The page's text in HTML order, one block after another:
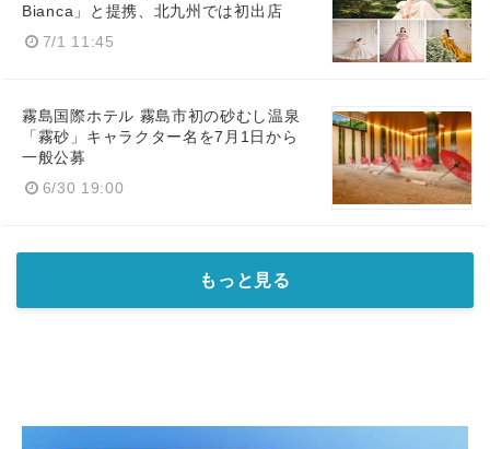
Bianca」と提携、北九州では初出店
7/1 11:45
霧島国際ホテル 霧島市初の砂むし温泉
「霧砂」キャラクター名を7月1日から
一般公募
6/30 19:00
もっと見る